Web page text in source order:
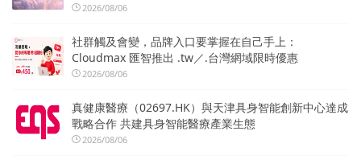
2026/08/06
社群觸及會變，品牌入口要掌握在自己手上：
Cloudmax 匯智推出 .tw／.台灣網域限時優惠
2026/08/06
真健康醫療（02697.HK）與天津具身智能創新中心達成
戰略合作 共建具身智能醫療產業生態
2026/08/06